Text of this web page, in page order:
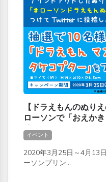
【ドラえもんのぬり
ローソンで「おえか
放！
イベント
2020年3月25日～4月13
ーソンプリン...